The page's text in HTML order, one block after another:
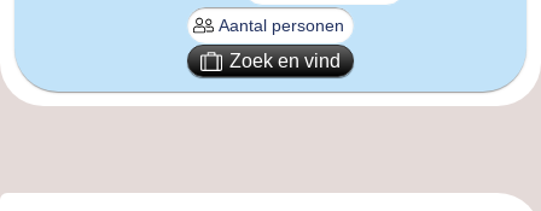
-
Holland
Zuid-
Praktisch
Zoek en vind